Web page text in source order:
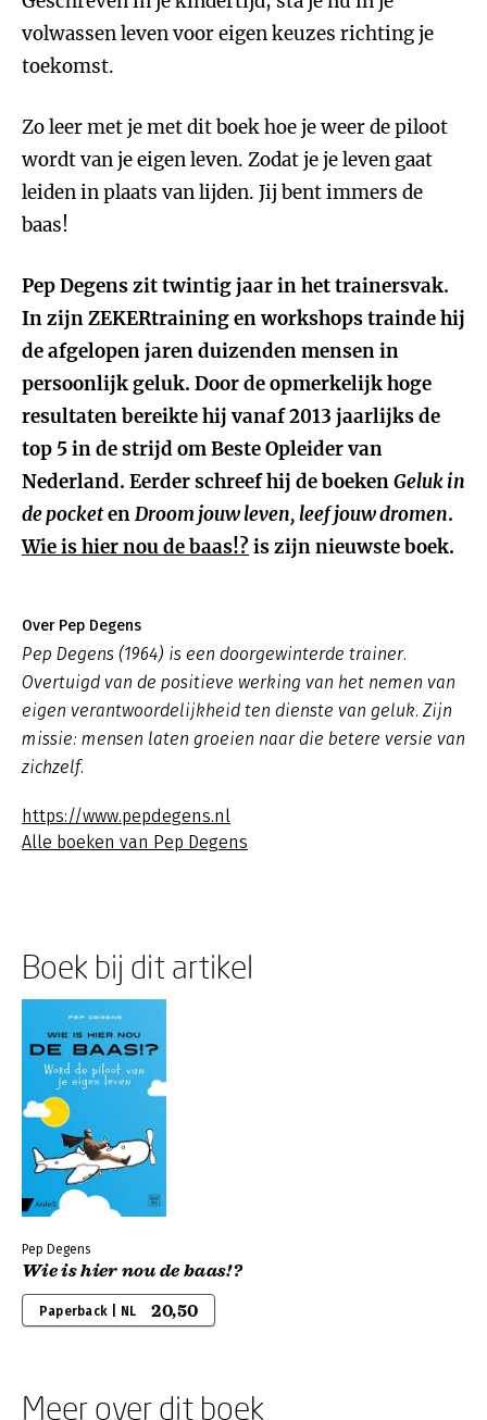
volwassen leven voor eigen keuzes richting je
toekomst.
Zo leer met je met dit boek hoe je weer de piloot
wordt van je eigen leven. Zodat je je leven gaat
leiden in plaats van lijden. Jij bent immers de
baas!
Pep Degens zit twintig jaar in het trainersvak.
In zijn ZEKERtraining en workshops trainde hij
de afgelopen jaren duizenden mensen in
persoonlijk geluk. Door de opmerkelijk hoge
resultaten bereikte hij vanaf 2013 jaarlijks de
top 5 in de strijd om Beste Opleider van
Nederland. Eerder schreef hij de boekenGeluk in
de pocketenDroom jouw leven, leef jouw dromen.
Wie is hier nou de baas!? is zijn nieuwste boek.
Over Pep Degens
Pep Degens (1964) is een doorgewinterde trainer.
Overtuigd van de positieve werking van het nemen van
eigen verantwoordelijkheid ten dienste van geluk. Zijn
missie: mensen laten groeien naar die betere versie van
zichzelf.
https://www.pepdegens.nl
Alle boeken van Pep Degens
Boek bij dit artikel
Pep Degens
Wie is hier nou de baas!?
Paperback | NL 20,50
Meer over dit boek